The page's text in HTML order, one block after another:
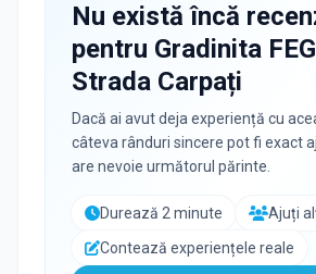
Nu există încă
pentru Gradinita
Strada Carpați
Dacă ai avut deja experiență cu
câteva rânduri sincere pot fi exact
are nevoie următorul părinte.
Durează 2 minute
Ajuți
Contează experiențele reale